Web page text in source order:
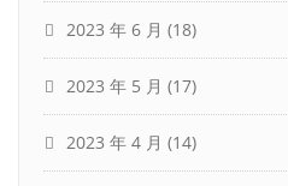
2023 年 6 月 (18)
2023 年 5 月 (17)
2023 年 4 月 (14)